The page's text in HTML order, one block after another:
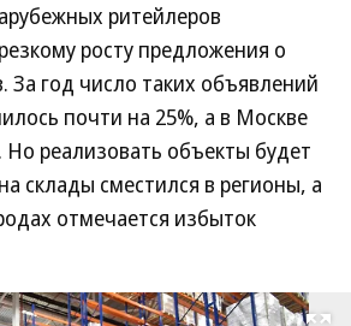
ритейлеров
росту предложения о
За год число таких объявлений
почти на 25%, а в Москве
реализовать объекты будет
склады сместился в регионы, а
отмечается избыток